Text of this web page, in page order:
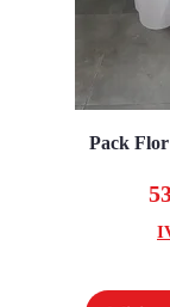
Pack Flor